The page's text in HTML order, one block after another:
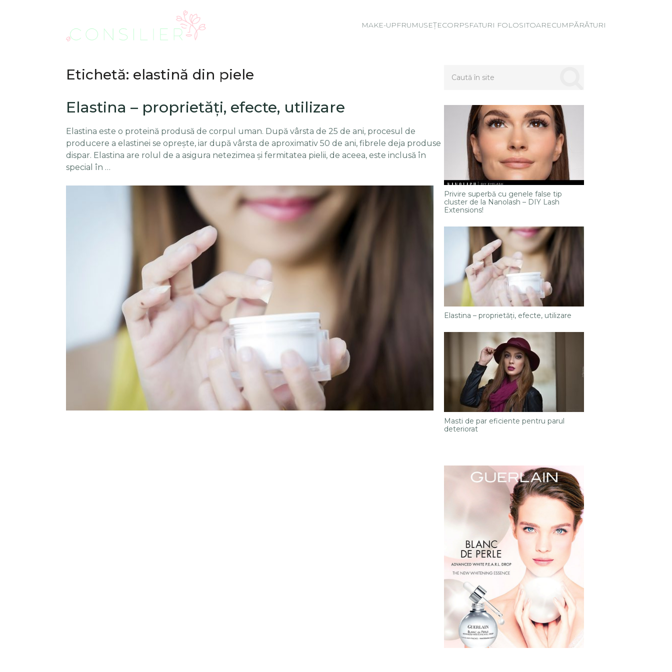
MAKE-UPFRUMUSEȚECORPSFATURI FOLOSITOARECUMPĂRĂTURI
Etichetă: elastină din piele
Elastina – proprietăţi, efecte, utilizare
Elastina este o proteină produsă de corpul uman. După vârsta de 25 de ani, procesul de
producere a elastinei se opreşte, iar după vârsta de aproximativ 50 de ani, fibrele deja produse
dispar. Elastina are rolul de a asigura netezimea şi fermitatea pielii, de aceea, este inclusă în
special în …
Privire superbă cu genele false tip
cluster de la Nanolash – DIY Lash
Extensions!
Elastina – proprietăţi, efecte, utilizare
Masti de par eficiente pentru parul
deteriorat